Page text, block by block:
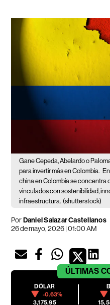
Gane Cepeda, Abelardo o
para invertir más en Colombia.
china en Colombia se concentra
vinculados con sostenibilidad,
infraestructura. (shutterstock)
PorDaniel Salazar Castellanos
26 de mayo, 2026 | 01:00 AM
ÚLTIMAS
DÓLAR
-0.63%
3,175.95